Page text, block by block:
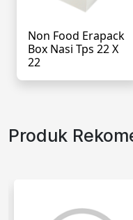
Non Food Erapack
Box Nasi Tps 22 X
22
Produk